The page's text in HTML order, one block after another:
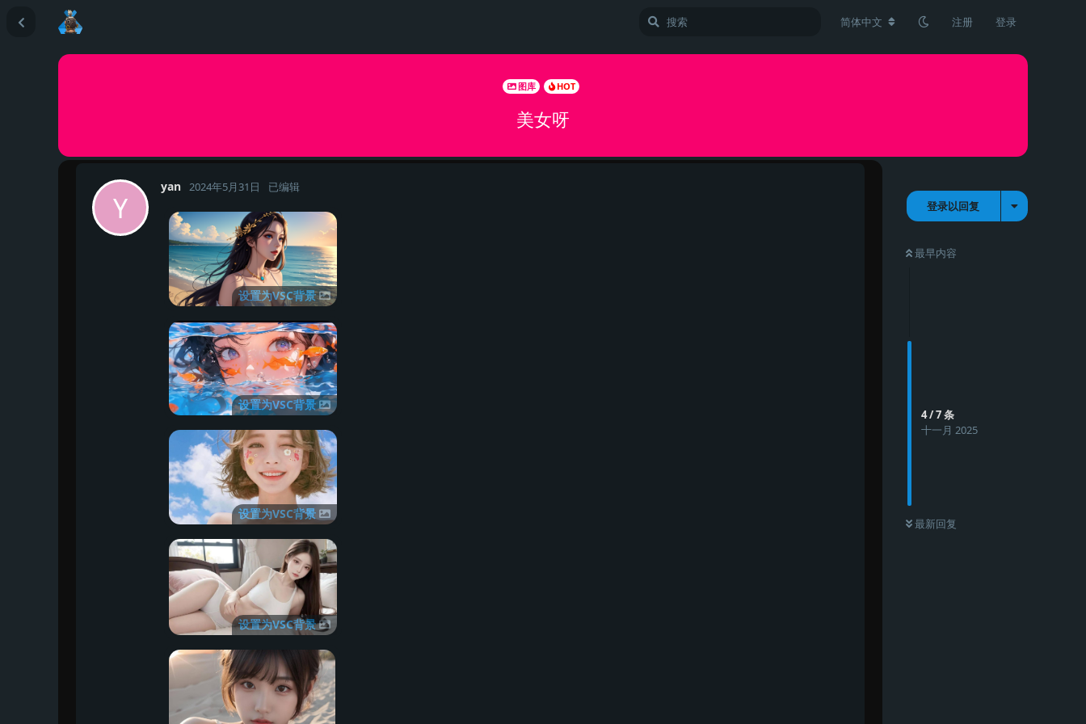
简体中文 注册 登录
图库 HOT
美女呀
登录以回复
最早内容
4/7条
十一月 2025
最新回复
Y
yan 2024年5月31日 已编辑
设置为VSC背景
设置为VSC背景
设置为VSC背景
设置为VSC背景